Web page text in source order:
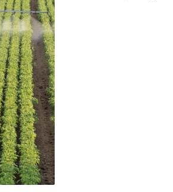
GROEN KENNISNET
Over ons
Contact
ENGLISH
Search the Knowledge base